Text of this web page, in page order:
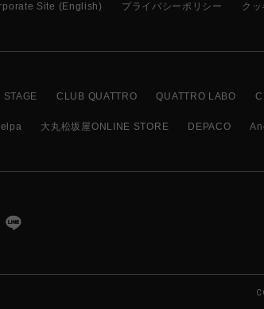
Site (English) プライバシーポリシー ク
STAGE CLUB QUATTRO QUATTRO LABO
大丸松坂屋ONLINE STORE DEPACO